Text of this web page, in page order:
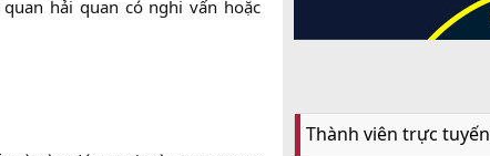
hải quan có nghi vấn hoặc
Thành viên trực tuyến